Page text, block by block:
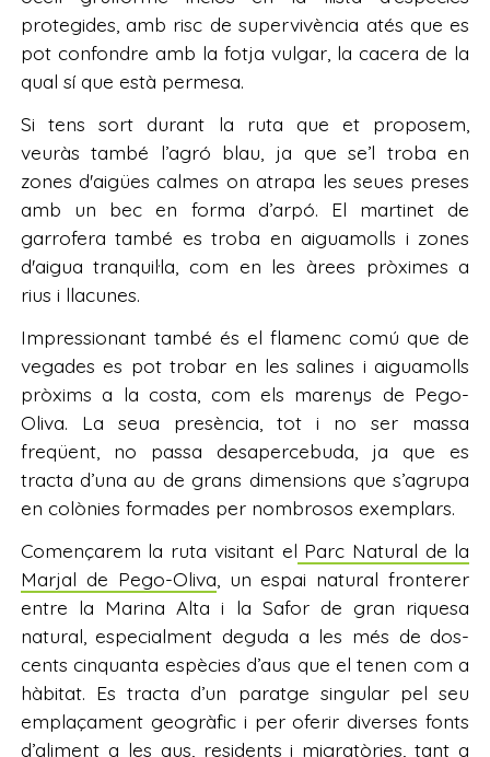
protegides, amb risc de supervivència atés que es
pot confondre amb la fotja vulgar, la cacera de la
qual sí que està permesa.
Si tens sort durant la ruta que et proposem,
veuràs també l’agró blau, ja que se’l troba en
zones d'aigües calmes on atrapa les seues preses
amb un bec en forma d’arpó. El martinet de
garrofera també es troba en aiguamolls i zones
d'aigua tranquil·la, com en les àrees pròximes a
rius i llacunes.
Impressionant també és el flamenc comú que de
vegades es pot trobar en les salines i aiguamolls
pròxims a la costa, com els marenys de Pego-
Oliva. La seua presència, tot i no ser massa
freqüent, no passa desapercebuda, ja que es
tracta d’una au de grans dimensions que s’agrupa
en colònies formades per nombrosos exemplars.
Començarem la ruta visitant el Parc Natural de la
Marjal de Pego-Oliva , un espai natural fronterer
entre la Marina Alta i la Safor de gran riquesa
natural, especialment deguda a les més de dos-
cents cinquanta espècies d’aus que el tenen com a
hàbitat. Es tracta d’un paratge singular pel seu
emplaçament geogràfic i per oferir diverses fonts
d’aliment a les aus, residents i migratòries, tant a